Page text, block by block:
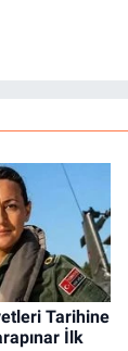
Tarihine
İlk